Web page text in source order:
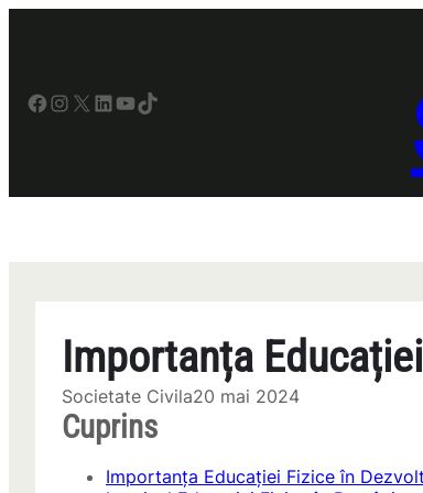
Facebook InstagramX LinkedIn YouTube TikTok
Importanța
Societate Civila20 mai 2024
Cuprins
Importanța Educației Fizice în